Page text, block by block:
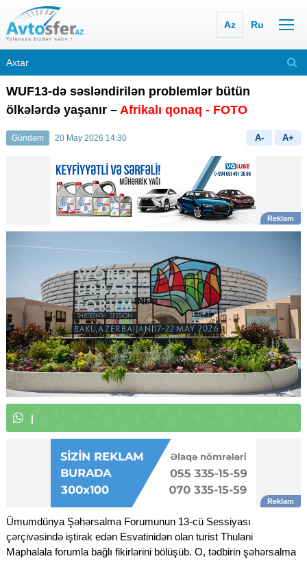
Az Ru
WUF13-də səsləndirilən problemlər bütün
ölkələrdə yaşanır – Afrikalı qonaq - FOTO
Gündəm 20 May 2026 14:30 A- A+
W
Ümumdünya Şəhərsalma Forumunun 13-cü Sessiyası
çərçivəsində iştirak edən Esvatinidən olan turist Thulani
Maphalala forumla bağlı fikirlərini bölüşüb. O, tədbirin şəhərsalma